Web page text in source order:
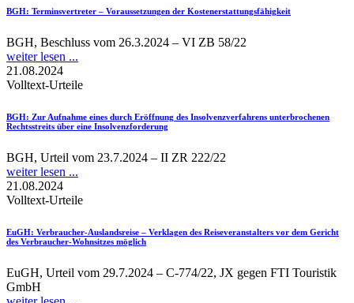
BGH: Terminsvertreter – Voraussetzungen der Kostenerstattungsfähigkeit
BGH, Beschluss vom 26.3.2024 – VI ZB 58/22
weiter lesen ...
21.08.2024
Volltext-Urteile
BGH: Zur Aufnahme eines durch Eröffnung des Insolvenzverfahrens unterbrochenen
Rechtsstreits über eine Insolvenzforderung
BGH, Urteil vom 23.7.2024 – II ZR 222/22
weiter lesen ...
21.08.2024
Volltext-Urteile
EuGH: Verbraucher-Auslandsreise – Verklagen des Reiseveranstalters vor dem Gericht
des Verbraucher-Wohnsitzes möglich
EuGH, Urteil vom 29.7.2024 – C-774/22, JX gegen FTI Touristik
GmbH